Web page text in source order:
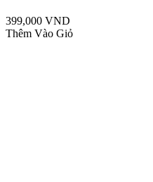
399,000 VND
Thêm Vào Giỏ